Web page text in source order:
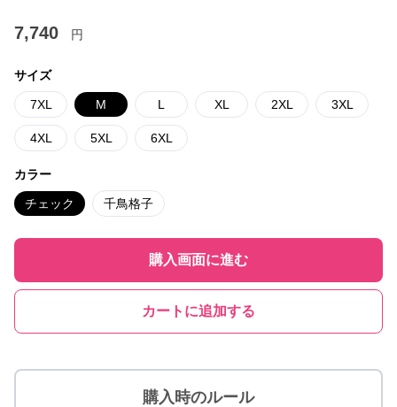
7,740 円
サイズ
7XL M L XL 2XL 3XL
4XL 5XL 6XL
カラー
チェック 千鳥格子
購入画面に進む
カートに追加する
購入時のルール